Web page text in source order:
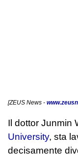
[ZEUS News -
Il dottor Junmin
University, sta
decisamente